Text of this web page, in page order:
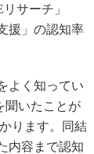
サーチ」
援」の認知率
よく知ってい
聞いたことが
ります。同結
内容まで認知